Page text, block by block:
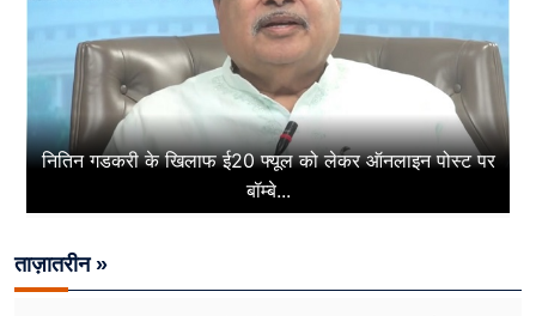
नितिन गडकरी के खिलाफ ई20 फ्यूल को लेकर ऑनलाइन पोस्ट पर
बॉम्बे...
ताज़ातरीन »